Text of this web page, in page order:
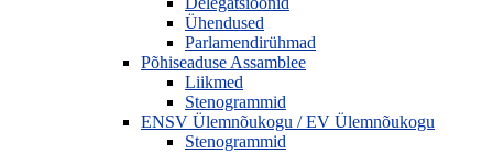
Ühendused
Parlamendirühmad
Põhiseaduse Assamblee
Liikmed
Stenogrammid
ENSV Ülemnõukogu / EV Ülemnõukogu
Stenogrammid